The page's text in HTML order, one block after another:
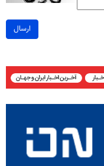
ارسال